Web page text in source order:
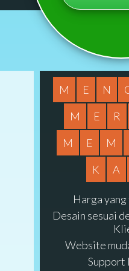
M E N
M
E R
M
E M
K
A
Harga
Desain sesuai
Website
Support